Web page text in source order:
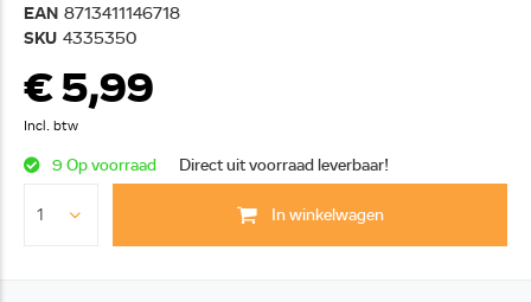
EAN 8713411146718
SKU 4335350
€ 5,99
Incl. btw
9 Op voorraad Direct uit voorraad leverbaar!
In winkelwagen